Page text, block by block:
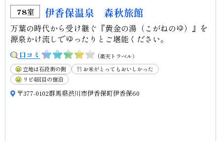
78室 伊香保温泉 森秋旅館
万葉の時代から受け継ぐ『黄金の湯（こがねのゆ）』を
源泉かけ流しでゆったりとご堪能ください。
口コミ
(楽天トラベル）
立地は石段街の側
お米がとってもおいしかった
リピ4回目の宿泊
〒377-0102群馬県渋川市伊香保町伊香保60